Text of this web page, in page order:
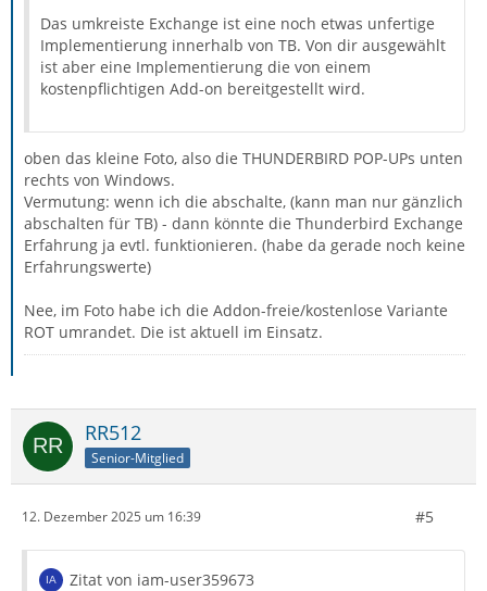
Das umkreiste Exchange ist eine noch etwas unfertige
Implementierung innerhalb von TB. Von dir ausgewählt
ist aber eine Implementierung die von einem
kostenpflichtigen Add-on bereitgestellt wird.
oben das kleine Foto, also die THUNDERBIRD POP-UPs unten
rechts von Windows.
Vermutung: wenn ich die abschalte, (kann man nur gänzlich
abschalten für TB) - dann könnte die Thunderbird Exchange
Erfahrung ja evtl. funktionieren. (habe da gerade noch keine
Erfahrungswerte)
Nee, im Foto habe ich die Addon-freie/kostenlose Variante
ROT umrandet. Die ist aktuell im Einsatz.
RR512
Senior-Mitglied
12. Dezember 2025 um 16:39 #5
Zitat von iam-user359673